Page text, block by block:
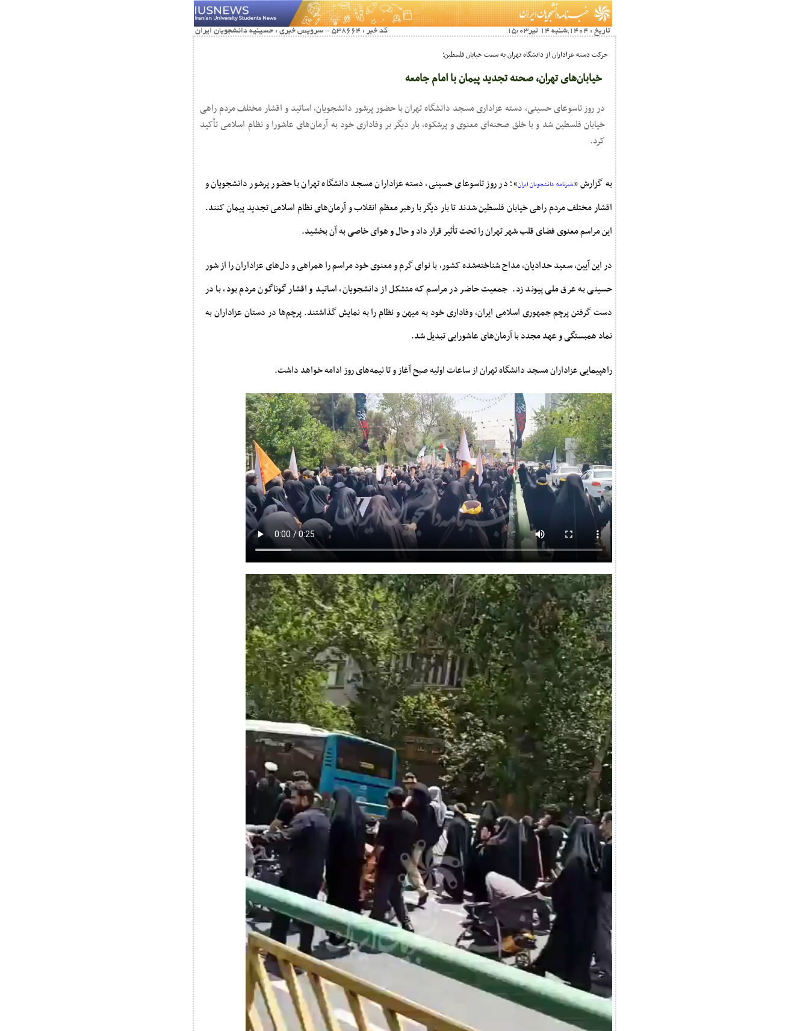
تاریخ : 1404,شنبه 14 تير15:03 کد خبر : 538664 - سرویس خبری : حسینیه دانشجویان ایران
حرکت دسته عزاداران از دانشگاه تهران به سمت خیابان فلسطین؛
خیابان‌های تهران، صحنه تجدید پیمان با امام جامعه
در روز تاسوعای حسینی، دسته عزاداری مسجد دانشگاه تهران با حضور پرشور دانشجویان، اساتید و اقشار مختلف مردم راهی
خیابان فلسطین شد و با خلق صحنه‌ای معنوی و پرشکوه، بار دیگر بر وفاداری خود به آرمان‌های عاشورا و نظام اسلامی تأکید
کرد.
به گزارش «خبرنامه دانشجویان ایران»؛ در روز تاسوعای حسینی، دسته عزاداران مسجد دانشگاه تهران با حضور پرشور دانشجویان و
اقشار مختلف مردم راهی خیابان فلسطین شدند تا بار دیگر با رهبر معظم انقلاب و آرمان‌های نظام اسلامی تجدید پیمان کنند.
این مراسم معنوی فضای قلب شهر تهران را تحت تأثیر قرار داد و حال و هوای خاصی به آن بخشید.
در این آیین، سعید حدادیان، مداح شناخته‌شده کشور، با نوای گرم و معنوی خود مراسم را همراهی و دل‌های عزاداران را از شور
حسینی به عرق ملی پیوند زد. جمعیت حاضر در مراسم که متشکل از دانشجویان، اساتید و اقشار گوناگون مردم بود، با در
دست گرفتن پرچم جمهوری اسلامی ایران، وفاداری خود به میهن و نظام را به نمایش گذاشتند. پرچم‌ها در دستان عزاداران به
نماد همبستگی و عهد مجدد با آرمان‌های عاشورایی تبدیل شد.
راهپیمایی عزاداران مسجد دانشگاه تهران از ساعات اولیه صبح آغاز و تا نیمه‌های روز ادامه خواهد داشت.